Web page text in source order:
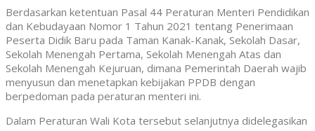
Berdasarkan ketentuan Pasal 44 Peraturan Menteri Pendidikan
dan Kebudayaan Nomor 1 Tahun 2021 tentang Penerimaan
Peserta Didik Baru pada Taman Kanak-Kanak, Sekolah Dasar,
Sekolah Menengah Pertama, Sekolah Menengah Atas dan
Sekolah Menengah Kejuruan, dimana Pemerintah Daerah wajib
menyusun dan menetapkan kebijakan PPDB dengan
berpedoman pada peraturan menteri ini.
Dalam Peraturan Wali Kota tersebut selanjutnya didelegasikan